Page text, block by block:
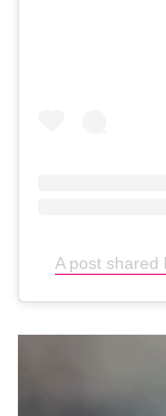
A post shared